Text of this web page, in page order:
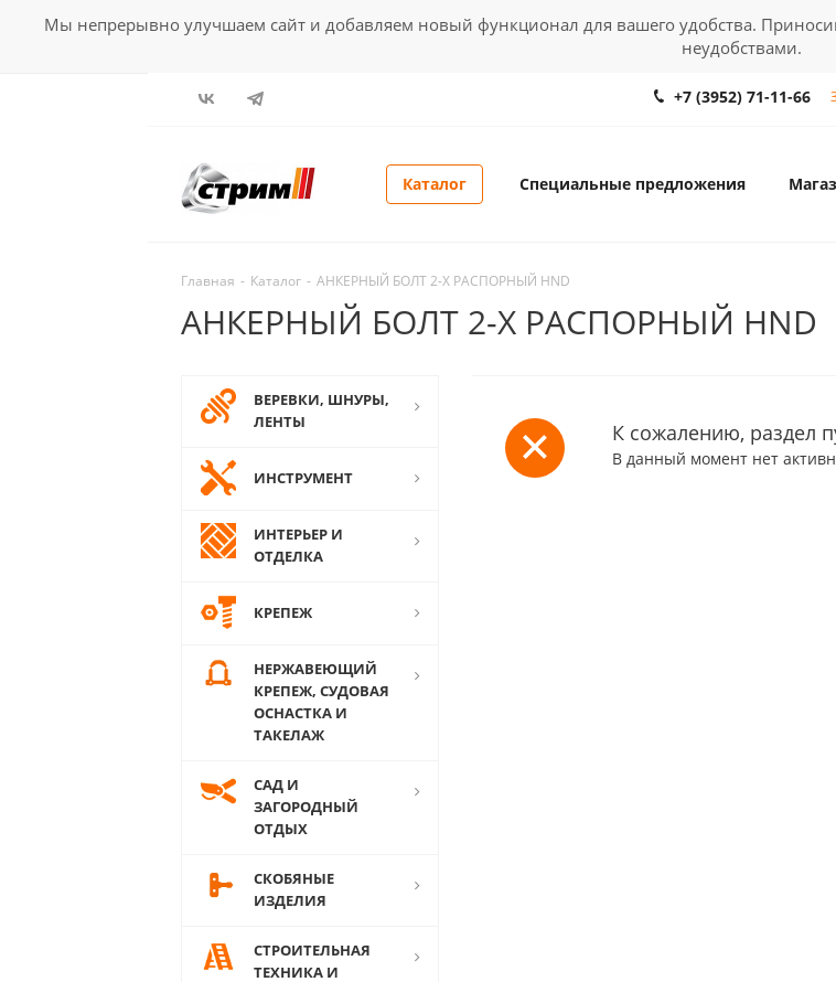
Мы непрерывно улучшаем сайт и добавляем новый функционал для вашего удобства.
неудобствами.
+7 (3952) 71-11-66
Каталог Специальные предложения
Главная - Каталог - АНКЕРНЫЙ БОЛТ 2-Х РАСПОРНЫЙ HND
АНКЕРНЫЙ БОЛТ 2-Х РАСПОРНЫЙ HND
К сожалению, раздел
В данный момент нет
ВЕРЕВКИ, ШНУРЫ,
ЛЕНТЫ
ИНСТРУМЕНТ
ИНТЕРЬЕР И
ОТДЕЛКА
КРЕПЕЖ
НЕРЖАВЕЮЩИЙ
КРЕПЕЖ, СУДОВАЯ
ОСНАСТКА И
ТАКЕЛАЖ
САД И
ЗАГОРОДНЫЙ
ОТДЫХ
СКОБЯНЫЕ
ИЗДЕЛИЯ
СТРОИТЕЛЬНАЯ
ТЕХНИКА И